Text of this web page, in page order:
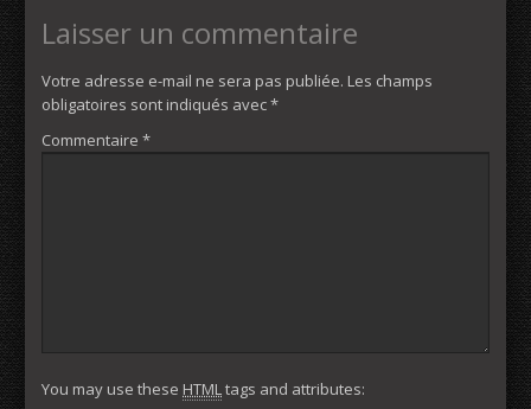
Laisser un commentaire
Votre adresse e-mail ne sera pas publiée. Les champs
obligatoires sont indiqués avec*
Commentaire *
You may use these HTMLtags and attributes: